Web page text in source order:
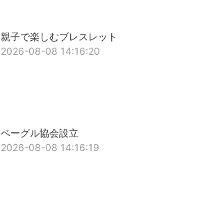
親子で楽しむブレスレット
2026-08-08 14:16:20
ベーグル協会設立
2026-08-08 14:16:19